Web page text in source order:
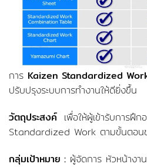
การ Kaizen Standardized
ปรับปรุงระบบการทำงานให้ดียิ่งขึ้น
วัตถุประสงค์ เพื่อให้ผู้เข้ารับการฝึ
Standardized Work ตามขั้นตอ
กลุ่มเป้าหมาย : ผู้จัดการ หัวหน้าง